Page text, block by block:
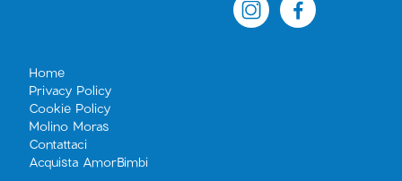
Home
Privacy Policy
Cookie Policy
Molino Moras
Contattaci
Acquista AmorBimbi